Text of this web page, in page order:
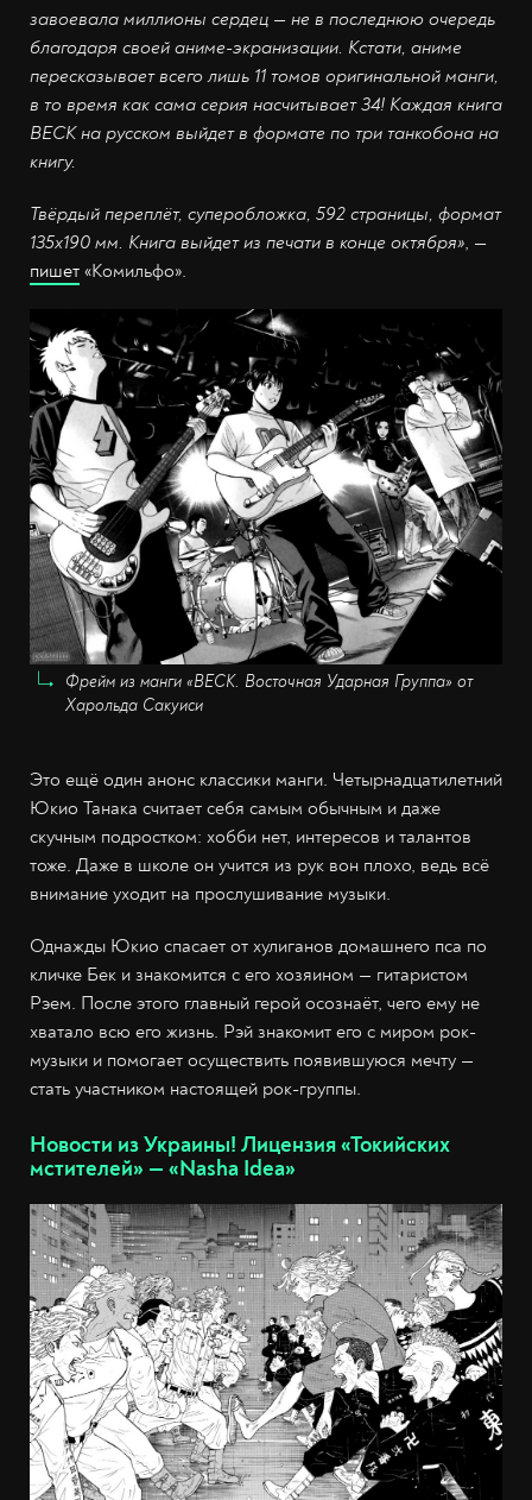
завоевала миллионы сердец — не в последнюю очередь
благодаря своей аниме-экранизации. Кстати, аниме
пересказывает всего лишь 11 томов оригинальной манги,
в то время как сама серия насчитывает 34! Каждая книга
BECK на русском выйдет в формате по три танкобона на
книгу.
Твёрдый переплёт, суперобложка, 592 страницы, формат
135x190 мм. Книга выйдет из печати в конце октября», —
пишет «Комильфо».
Фрейм из манги «BECK. Восточная Ударная Группа» от
Харольда Сакуиси
Это ещё один анонс классики манги. Четырнадцатилетний
Юкио Танака считает себя самым обычным и даже
скучным подростком: хобби нет, интересов и талантов
тоже. Даже в школе он учится из рук вон плохо, ведь всё
внимание уходит на прослушивание музыки.
Однажды Юкио спасает от хулиганов домашнего пса по
кличке Бек и знакомится с его хозяином — гитаристом
Рэем. После этого главный герой осознаёт, чего ему не
хватало всю его жизнь. Рэй знакомит его с миром рок-
музыки и помогает осуществить появившуюся мечту —
стать участником настоящей рок-группы.
Новости из Украины! Лицензия «Токийских
мстителей» — «Nasha Idea»